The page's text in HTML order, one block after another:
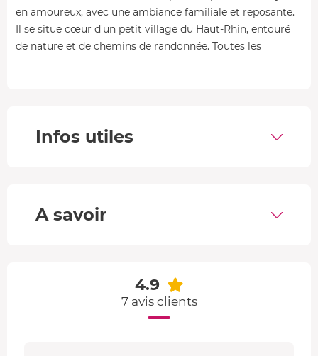
en amoureux, avec une ambiance familiale et reposante.
Il se situe cœur d'un petit village du Haut-Rhin, entouré
de nature et de chemins de randonnée. Toutes les
Hâtez-vous à la table du restaurant pour découvrir la
par votre hôte, un
un verre de vin à chaque plat.
sanglier de la chasse du Bonhomme ; vacherin glacé.
Infos utiles
A savoir
4.9
7 avis clients